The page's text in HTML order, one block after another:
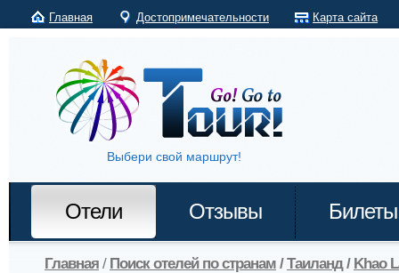
Главная Достопримечательности Карта сайта
Выбери свой маршрут!
Отели Отзывы Билеты
Главная / Поиск отелей по странам /Таиланд/ Khao